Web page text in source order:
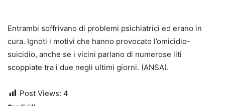
Entrambi soffrivano di problemi psichiatrici ed erano in
cura. Ignoti i motivi che hanno provocato l’omicidio-
suicidio, anche se i vicini parlano di numerose liti
scoppiate tra i due negli ultimi giorni. (ANSA).
Post Views: 4